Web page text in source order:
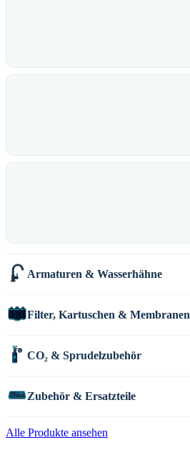
Armaturen & Wasserhähne
Filter, Kartuschen & Membranen
CO₂ & Sprudelzubehör
Zubehör & Ersatzteile
Alle Produkte ansehen